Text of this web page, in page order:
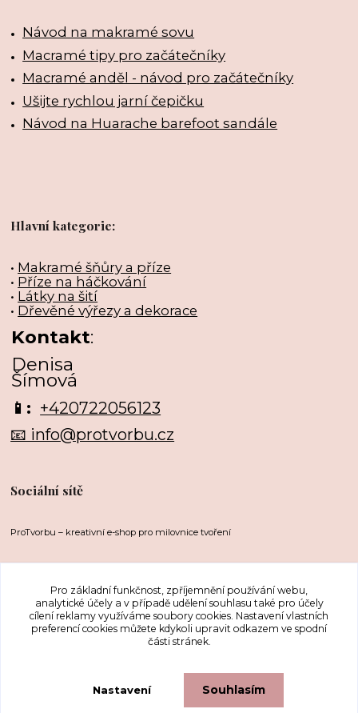
Návod na makramé sovu
Macramé tipy pro začátečníky
Macramé anděl - návod pro začátečníky
Ušijte rychlou jarní čepičku
Návod na Huarache barefoot sandále
Hlavní kategorie:
• Makramé šňůry a příze
• Příze na háčkování
• Látky na šití
• Dřevěné výřezy a dekorace
Kontakt:
Denisa
Šímová
📱: +420722056123
📧 info@protvorbu.cz
Sociální sítě
ProTvorbu – kreativní e-shop pro milovnice tvoření
Upravit sběr cookies.
Pro základní funkčnost, zpříjemnění používání webu,
analytické účely a v případě udělení souhlasu také pro účely
cílení reklamy využíváme soubory cookies. Nastavení vlastních
preferencí cookies můžete kdykoli upravit odkazem ve spodní
části stránek.
Nastavení Souhlasím